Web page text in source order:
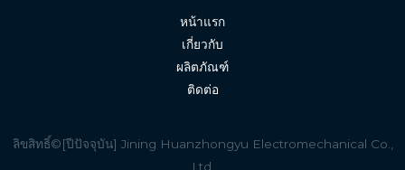
หน้าแรก
เกี่ยวกับ
ผลิตภัณฑ์
ติดต่อ
ลิขสิทธิ์©[ปีปัจจุบัน] Jining Huanzhongyu Electromechanical Co.,
Ltd.
German
Russian
Vietnamese
Indonesian